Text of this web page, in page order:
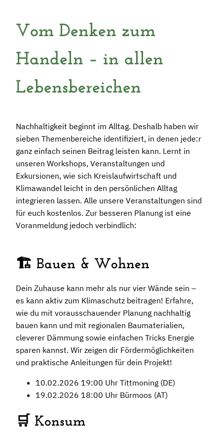
Vom Denken zum
Handeln – in allen
Lebensbereichen
Nachhaltigkeit beginnt im Alltag. Deshalb haben wir
sieben Themenbereiche identifiziert, in denen jede:r
ganz einfach seinen Beitrag leisten kann. Lernt in
unseren Workshops, Veranstaltungen und
Exkursionen, wie sich Kreislaufwirtschaft und
Klimawandel leicht in den persönlichen Alltag
integrieren lassen. Alle unsere Veranstaltungen sind
für euch kostenlos. Zur besseren Planung ist eine
Voranmeldung jedoch verbindlich:
🏗️ Bauen & Wohnen
Dein Zuhause kann mehr als nur vier Wände sein –
es kann aktiv zum Klimaschutz beitragen! Erfahre,
wie du mit vorausschauender Planung nachhaltig
bauen kann und mit regionalen Baumaterialien,
cleverer Dämmung sowie einfachen Tricks Energie
sparen kannst. Wir zeigen dir Fördermöglichkeiten
und praktische Anleitungen für dein Projekt!
10.02.2026 19:00 Uhr Tittmoning (DE)
19.02.2026 18:00 Uhr Bürmoos (AT)
🛒 Konsum